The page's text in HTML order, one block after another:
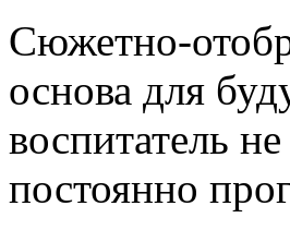
Сюжетно-
основа для
воспитатель
постоянно